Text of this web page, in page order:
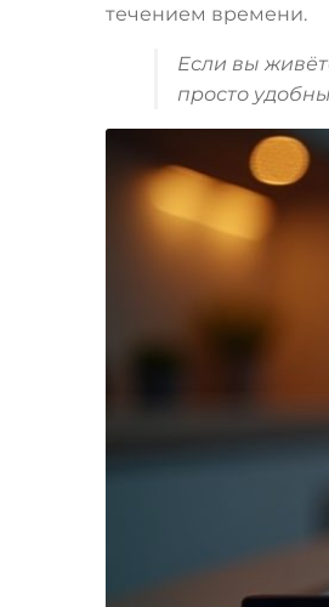
течением времени.
Если вы
просто